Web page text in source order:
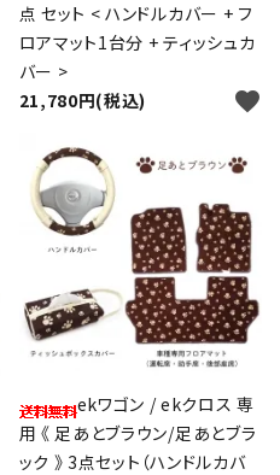
点 セット < ハンドルカバー + フ
ロアマット1台分 + ティッシュカ
バー >
21,780円(税込)
favorite
ekワゴン / ekクロス 専
用 《 足あとブラウン/足あとブラ
ック 》 3点セット（ハンドルカバ